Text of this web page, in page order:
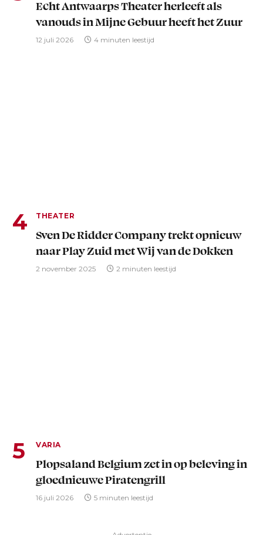
Echt Antwaarps Theater herleeft als
vanouds in Mijne Gebuur heeft het Zuur
12 juli 2026 4 minuten leestijd
THEATER
Sven De Ridder Company trekt opnieuw
naar Play Zuid met Wij van de Dokken
2 november 2025 2 minuten leestijd
VARIA
Plopsaland Belgium zet in op beleving in
gloednieuwe Piratengrill
16 juli 2026 5 minuten leestijd